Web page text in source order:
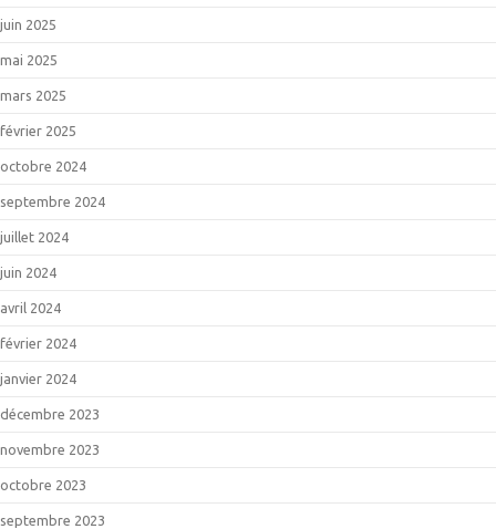
juin 2025
mai 2025
mars 2025
février 2025
octobre 2024
septembre 2024
juillet 2024
juin 2024
avril 2024
février 2024
janvier 2024
décembre 2023
novembre 2023
octobre 2023
septembre 2023